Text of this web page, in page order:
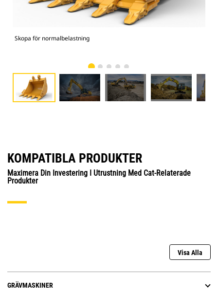
Skopa för normalbelastning
KOMPATIBLA PRODUKTER
Maximera Din Investering I Utrustning Med Cat-Relaterade
Produkter
Visa Alla
GRÄVMASKINER